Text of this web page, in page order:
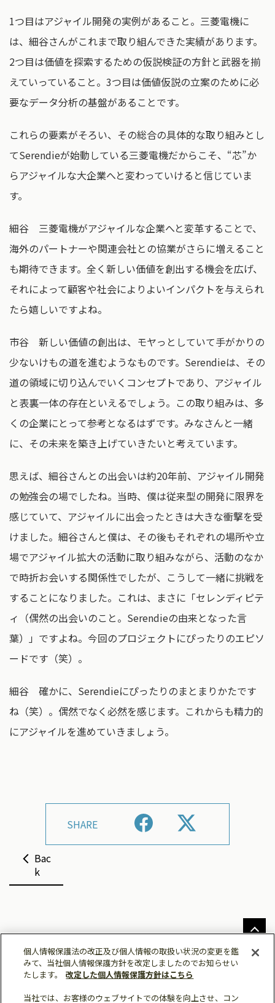
1つ目はアジャイル開発の実例があること。三菱電機に
は、細谷さんがこれまで取り組んできた実績があります。
2つ目は価値を探索するための仮説検証の方針と武器を揃
えていっていること。3つ目は価値仮説の立案のために必
要なデータ分析の基盤があることです。
これらの要素がそろい、その総合の具体的な取り組みとし
てSerendieが始動している三菱電機だからこそ、“芯”か
らアジャイルな大企業へと変わっていけると信じていま
す。
細谷 三菱電機がアジャイルな企業へと変革することで、
海外のパートナーや関連会社との協業がさらに増えること
も期待できます。全く新しい価値を創出する機会を広げ、
それによって顧客や社会によりよいインパクトを与えられ
たら嬉しいですよね。
市谷 新しい価値の創出は、モヤっとしていて手がかりの
少ないけもの道を進むようなものです。Serendieは、その
道の領域に切り込んでいくコンセプトであり、アジャイル
と表裏一体の存在といえるでしょう。この取り組みは、多
くの企業にとって参考となるはずです。みなさんと一緒
に、その未来を築き上げていきたいと考えています。
思えば、細谷さんとの出会いは約20年前、アジャイル開発
の勉強会の場でしたね。当時、僕は従来型の開発に限界を
感じていて、アジャイルに出会ったときは大きな衝撃を受
けました。細谷さんと僕は、その後もそれぞれの場所や立
場でアジャイル拡大の活動に取り組みながら、活動のなか
で時折お会いする関係性でしたが、こうして一緒に挑戦を
することになりました。これは、まさに「セレンディピテ
ィ（偶然の出会いのこと。Serendieの由来となった言
葉）」ですよね。今回のプロジェクトにぴったりのエピソ
ードです（笑）。
細谷 確かに、Serendieにぴったりのまとまりかたです
ね（笑）。偶然でなく必然を感じます。これからも精力的
にアジャイルを進めていきましょう。
SHARE
Bac
k
個人情報保護法の改正及び個人情報の取扱い状況の変更を鑑
みて、当社個人情報保護方針を改定しましたのでお知らせい
たします。
改定した個人情報保護方針はこちら
当社では、お客様のウェブサイトでの体験を向上させ、コン